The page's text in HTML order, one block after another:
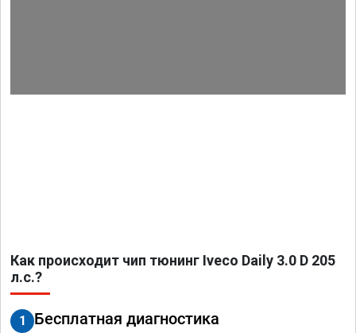
Как происходит чип тюнинг Iveco Daily 3.0 D 205
л.с.?
1 Бесплатная диагностика